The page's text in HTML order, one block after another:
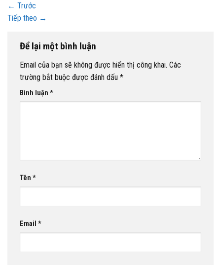
← Trước
Tiếp theo →
Để lại một bình luận
Email của bạn sẽ không được hiển thị công khai. Các
trường bắt buộc được đánh dấu *
Bình luận *
Tên *
Email *